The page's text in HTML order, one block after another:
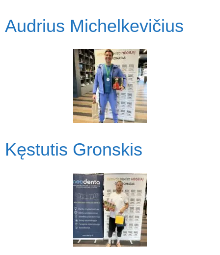
Audrius Michelkevičius
Kęstutis Gronskis